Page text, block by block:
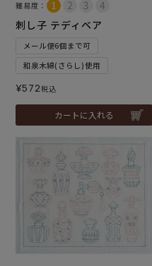
難易度：
刺し子 テディベア
メール便6個まで可
和泉木綿(さらし)使用
¥572税込
カートに入れる